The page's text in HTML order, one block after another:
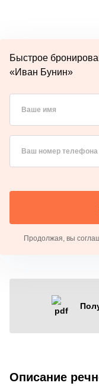
Быстрое
«Иван Бунин»
Ваше имя
Ваш номер телефона
Продолжая, вы
Описание